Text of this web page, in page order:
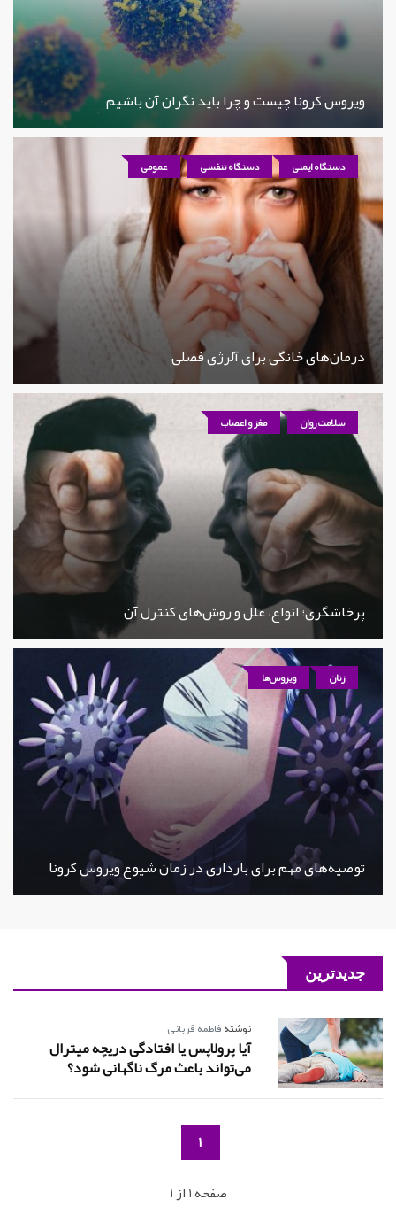
ویروس کرونا چیست و چرا باید نگران آن باشیم
دستگاه ایمنی دستگاه تنفسی عمومی
درمان‌های خانگی برای آلرژی فصلی
سلامت روان مغز و اعصاب
پرخاشگری؛ انواع، علل و روش‌های کنترل آن
زنان ویروس‌ها
توصیه‌های مهم برای بارداری در زمان شیوع ویروس کرونا
جدیدترین
نوشتهفاطمه قربانی
آیا پرولاپس یا افتادگی دریچه میترال
می‌تواند باعث مرگ ناگهانی شود؟
1
صفحه 1 از 1